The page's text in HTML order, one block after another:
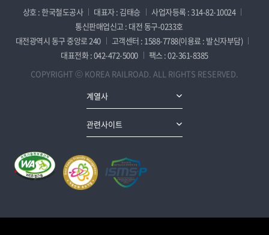
상호 : 한국철도공사 대표자 : 김태승
사업자등록 : 314-82-10024
통신판매업신고 : 대전 동구-0233호
대전광역시 동구 중앙로 240
고객센터 : 1588-7788(이용료 : 발신자부담)
대표전화 : 042-472-5000
팩스 : 02-361-8385
COPYRIGHT ⓒ KOREA RAILROAD. ALL RIGHTS RESERVED.
계열사
관련사이트